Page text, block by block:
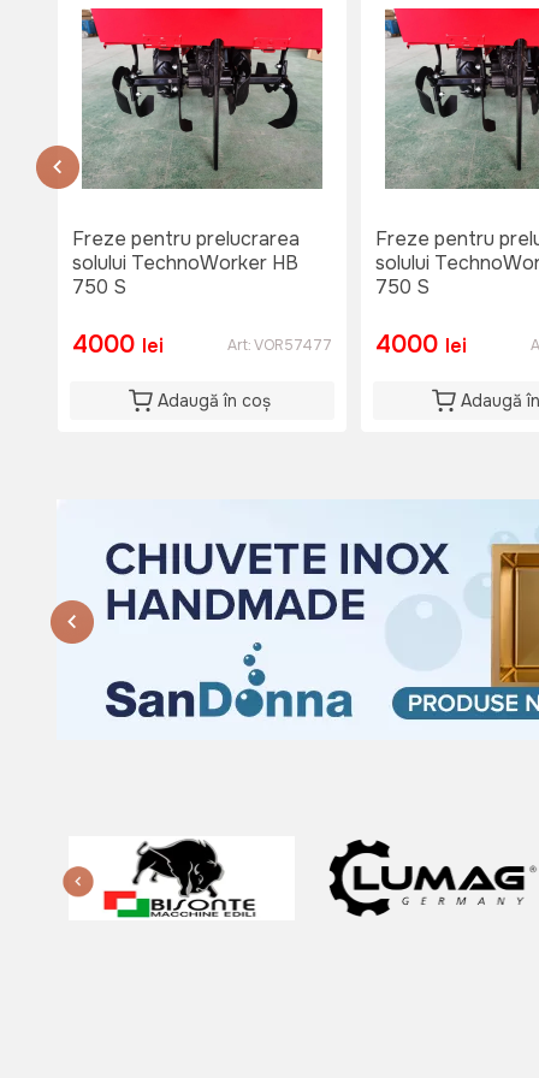
Du: 08:00-15:00
or.Causeni , str. 31 August 1
str. 31 August 1
тел. 060653777
Disponibil
Lu-Vi: 08:00-18:00
Si: 08:00 - 15:00
Freze pentru prelucrarea
solului TechnoWorker HB
750 S
4000 lei Art:VOR57477
Adaugă în coș
Freze pentru
solului
750 S
4000 lei
Adaugă